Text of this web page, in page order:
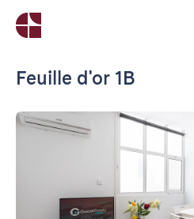
Feuille d'or 1B